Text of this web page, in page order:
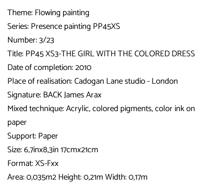
Theme: Flowing painting
Series: Presence painting PP45XS
Number: 3/23
Title: PP45 XS3-THE GIRL WITH THE COLORED DRESS
Date of completion: 2010
Place of realisation: Cadogan Lane studio - London
Signature: BACK James Arax
Mixed technique: Acrylic, colored pigments, color ink on
paper
Support: Paper
Size: 6,7inx8,3in 17cmx21cm
Format: XS-Fxx
Area: 0,035m2 Height: 0,21m Width: 0,17m